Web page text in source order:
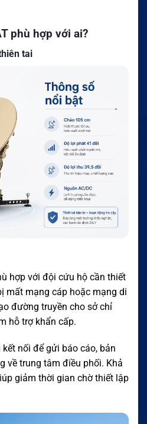
phù hợp với ai?
tai
hợp với đội cứu hộ cần thiết
mất mạng cáp hoặc mạng di
đường truyền cho sở chỉ
hỗ trợ khẩn cấp.
nối để gửi báo cáo, bản
về trung tâm điều phối. Khả
giảm thời gian chờ thiết lập